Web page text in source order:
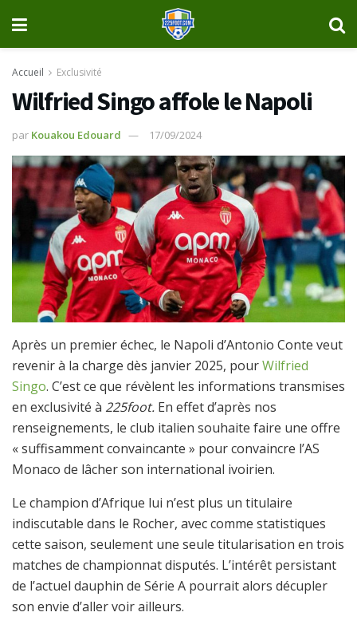
Accueil Exclusivité
Wilfried Singo affole le Napoli
par Kouakou Edouard 17/09/2024
Après un premier échec, le Napoli d’Antonio Conte veut
revenir à la charge dès janvier 2025, pourWilfried
Singo. C’est ce que révèlent les informations transmises
en exclusivité à 225foot. En effet d’après nos
renseignements, le club italien souhaite faire une offre
« suffisamment convaincante » pour convaincre l’AS
Monaco de lâcher son international ivoirien.
Le champion d’Afrique lui n’est plus un titulaire
indiscutable dans le Rocher, avec comme statistiques
cette saison, seulement une seule titularisation en trois
matches de championnat disputés. L’intérêt persistant
de l’actuel dauphin de Série A pourrait alors décupler
son envie d’aller voir ailleurs.